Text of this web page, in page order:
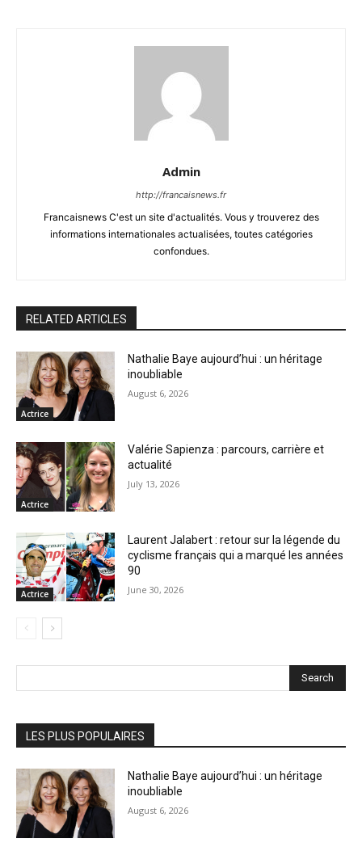
Admin
http://francaisnews.fr
Francaisnews C'est un site d'actualités. Vous y trouverez des
informations internationales actualisées, toutes catégories
confondues.
RELATED ARTICLES
Actrice
Nathalie Baye aujourd’hui : un héritage
inoubliable
August 6, 2026
Actrice
Valérie Sapienza : parcours, carrière et
actualité
July 13, 2026
Actrice
Laurent Jalabert : retour sur la légende du
cyclisme français qui a marqué les années
90
June 30, 2026
Search
LES PLUS POPULAIRES
Nathalie Baye aujourd’hui : un héritage
inoubliable
August 6, 2026